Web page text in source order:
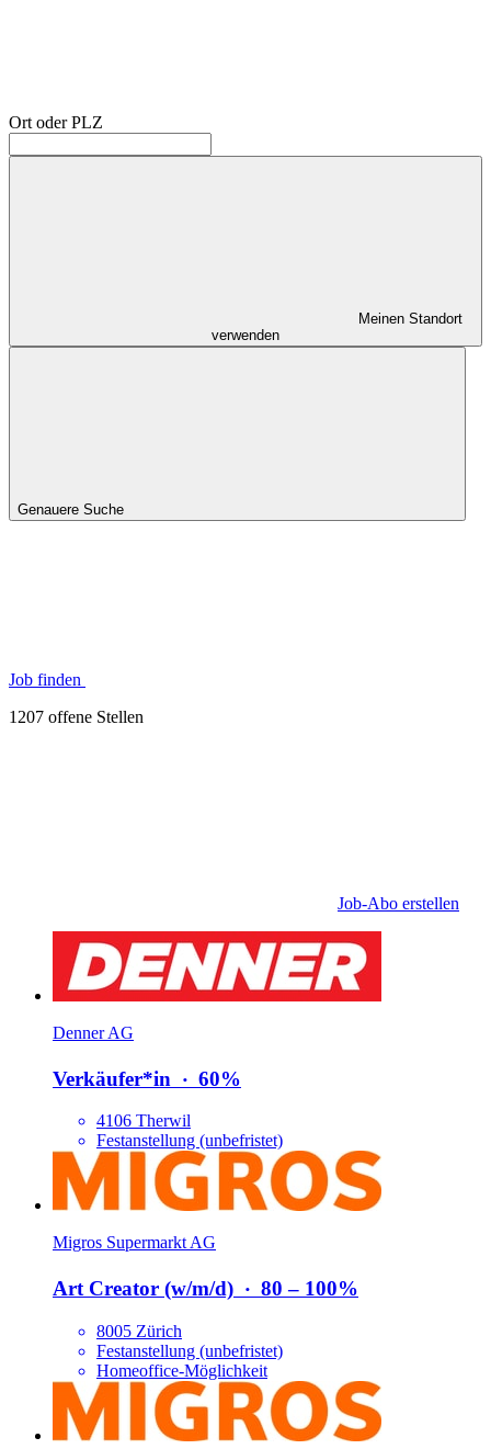
Ort oder PLZ
Meinen Standort
verwenden
Genauere Suche
Job finden
1207 offene Stellen
Job-Abo erstellen
Denner AG
Verkäufer*​in ‧ 60%
4106 Therwil
Festanstellung (unbefristet)
Migros Supermarkt AG
Art Creator (w/​m/​d) ‧ 80 – 100%
8005 Zürich
Festanstellung (unbefristet)
Homeoffice-Möglichkeit